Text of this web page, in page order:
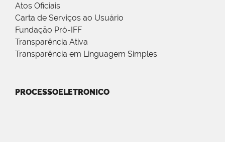
Atos Oficiais
Carta de Serviços ao Usuário
Fundação Pró-IFF
Transparência Ativa
Transparência em Linguagem Simples
PROCESSOELETRONICO